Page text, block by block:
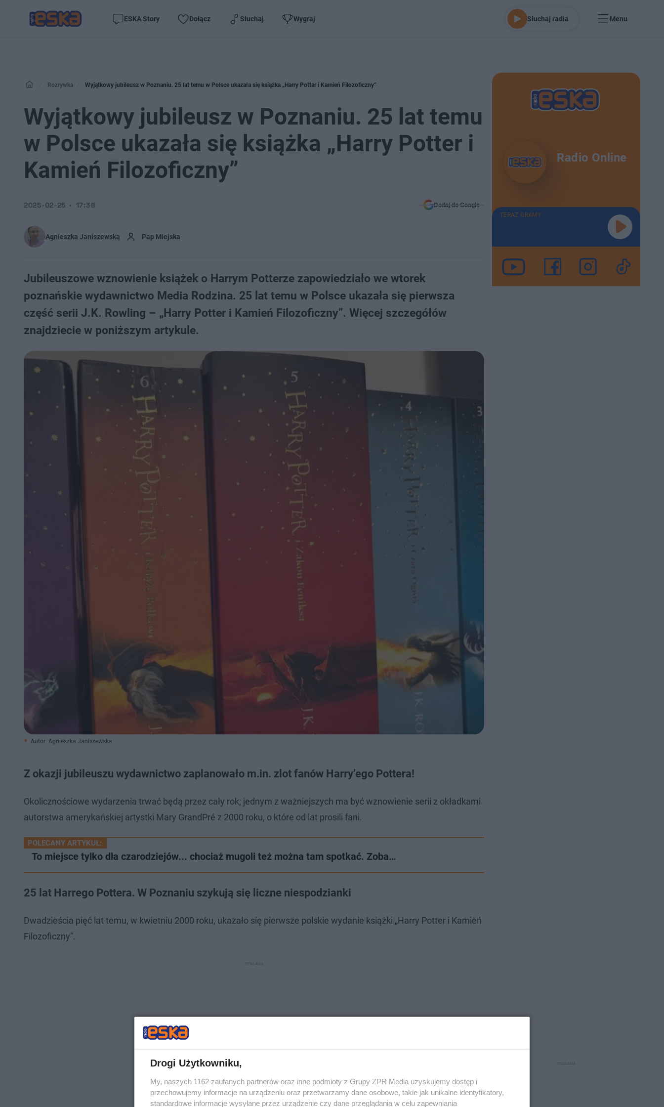
ESKA Story Dołącz Słuchaj Wygraj Słuchaj radia Menu
Rozrywka Wyjątkowy jubileusz w Poznaniu. 25 lat temu w Polsce ukazała się książka „Harry Potter i Kamień Filozoficzny”
Wyjątkowy jubileusz w Poznaniu. 25 lat temu
w Polsce ukazała się książka „Harry Potter i
Kamień Filozoficzny”
Agnieszka Janiszewska Pap Miejska
2025-02-25 17:38 Dodaj do Google
Jubileuszowe wznowienie książek o Harrym Potterze zapowiedziało we wtorek
poznańskie wydawnictwo Media Rodzina. 25 lat temu w Polsce ukazała się pierwsza
część serii J.K. Rowling – „Harry Potter i Kamień Filozoficzny”. Więcej szczegółów
znajdziecie w poniższym artykule.
Autor: Agnieszka Janiszewska
Z okazji jubileuszu wydawnictwo zaplanowało m.in. zlot fanów Harry’ego Pottera!
Okolicznościowe wydarzenia trwać będą przez cały rok; jednym z ważniejszych ma być wznowienie serii z okładkami
autorstwa amerykańskiej artystki Mary GrandPré z 2000 roku, o które od lat prosili fani.
POLECANY ARTYKUŁ:
To miejsce tylko dla czarodziejów... chociaż mugoli też można tam spotkać. Zoba…
25 lat Harrego Pottera. W Poznaniu szykują się liczne niespodzianki
Dwadzieścia pięć lat temu, w kwietniu 2000 roku, ukazało się pierwsze polskie wydanie książki „Harry Potter i Kamień
Filozoficzny”.
Radio Online
TERAZ GRAMY
Drogi Użytkowniku,
My, naszych 1162 zaufanych partnerów oraz inne podmioty z Grupy ZPR Media uzyskujemy dostęp i
przechowujemy informacje na urządzeniu oraz przetwarzamy dane osobowe, takie jak unikalne identyfikatory,
standardowe informacje wysyłane przez urządzenie czy dane przeglądania w celu zapewniania